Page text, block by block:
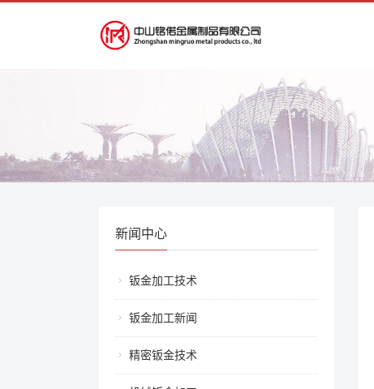
新闻中心
钣金加工技术
钣金加工新闻
精密钣金技术